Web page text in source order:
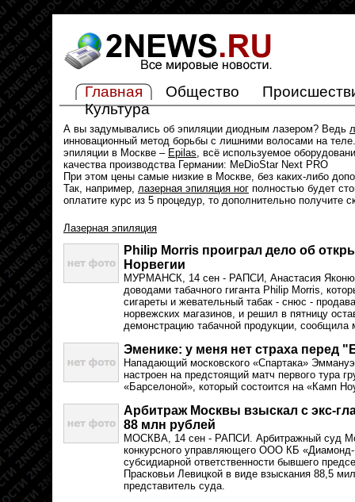
Главная Общество
Культура
А вы задумывались об эпиляции диодным лазером? Ведь
инновационный метод борьбы с лишними волосами на
эпиляции в Москве – Epilas, всё используемое
качества производства Германии: MeDioStar Next PRO
При этом цены самые низкие в Москве, без каких-либо
Так, например, лазерная эпиляция ног полностью будет
оплатите курс из 5 процедур, то дополнительно получите
Лазерная эпиляция
Philip Morris проиграл дело об
Норвегии
МУРМАНСК, 14 сен - РАПСИ, Анастасия
доводами табачного гиганта Philip Morris,
сигареты и жевательный табак - снюс -
норвежских магазинов, и решил в пятницу
демонстрацию табачной продукции,
Эменике: у меня нет страха перед
Нападающий московского «Спартака»
настроен на предстоящий матч первого тура
«Барселоной», который состоится на «Камп
Арбитраж Москвы взыскал с экс-
88 млн рублей
МОСКВА, 14 сен - РАПСИ. Арбитражный суд
конкурсного управляющего ООО КБ «Диамонд-
субсидиарной ответственности бывшего
Прасковьи Левицкой в виде взыскания 88,5
представитель суда.